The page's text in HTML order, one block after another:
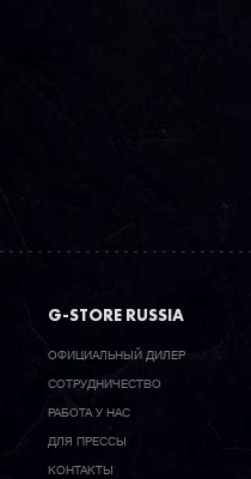
G-STORE RUSSIA
ОФИЦИАЛЬНЫЙ ДИЛЕР
CОТРУДНИЧЕСТВО
РАБОТА У НАС
ДЛЯ ПРЕССЫ
КОНТАКТЫ